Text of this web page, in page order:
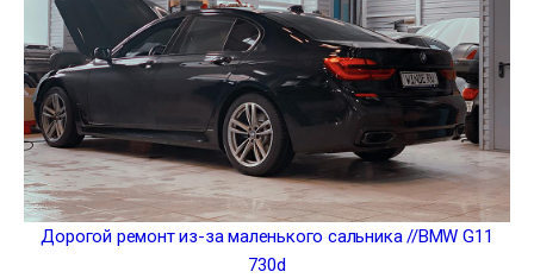
Дорогой ремонт из-за маленького сальника //BMW G11
730d